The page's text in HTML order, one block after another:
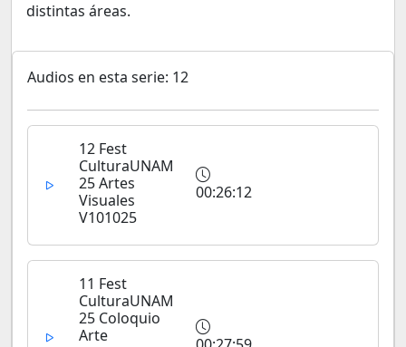
distintas áreas.
Audios en esta serie: 12
12 Fest
CulturaUNAM
25 Artes
Visuales
V101025
00:26:12
11 Fest
CulturaUNAM
25 Coloquio
Arte